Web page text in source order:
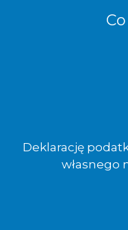
Deklarację
własnego